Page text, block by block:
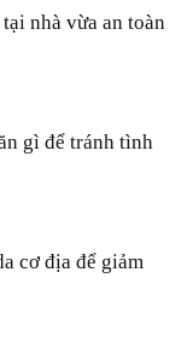
nhà vừa an toàn
gì để tránh tình
cơ địa để giảm